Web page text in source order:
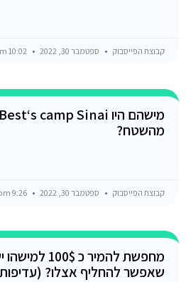
קבוצת הפייסבוק ספטמבר 30, 2022
מהשטח?
קבוצת הפייסבוק ספטמבר 30, 2022
מחפשת להמיר כ
שאפשר להחליף אצלו?